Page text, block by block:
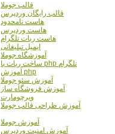
قالب جوملا
قالب رایگان وردپرس
هاست نامحدود
هاست وردپرس
هاست ربات تلگرام
ایمیل تبلیغاتی
آموزشگاه جوملا
ساخت ربات با php تلگرام
آموزش php
آموزش سئو جوملا
آموزش فروشگاه ساز
ویرچومارت
آموزش طراحی قالب جوملا
آموزش جوملا
آموزش امنیت وردپرس